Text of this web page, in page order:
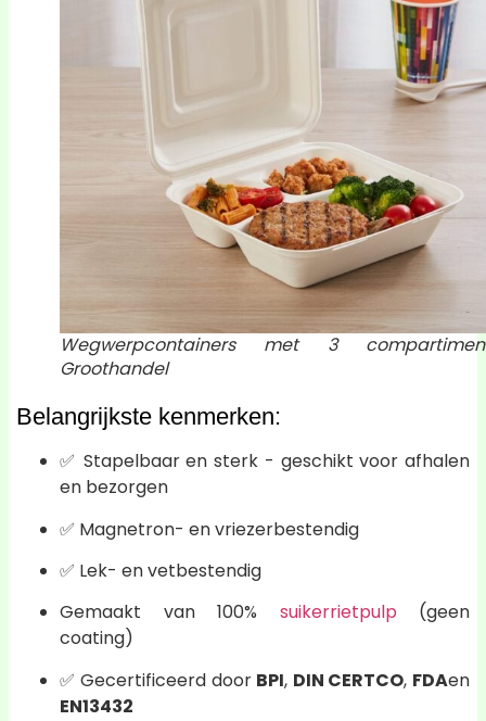
Wegwerpcontainers met 3
Groothandel
Belangrijkste kenmerken:
✅ Stapelbaar en sterk - geschikt voor afhalen
en bezorgen
✅ Magnetron- en vriezerbestendig
✅ Lek- en vetbestendig
Gemaakt van 100% suikerrietpulp (geen
coating)
✅ Gecertificeerd door BPI, DIN CERTCO, FDAen
EN13432